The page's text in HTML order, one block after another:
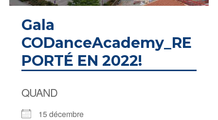
Gala
CODanceAcademy_RE
PORTÉ EN 2022!
QUAND
15 décembre